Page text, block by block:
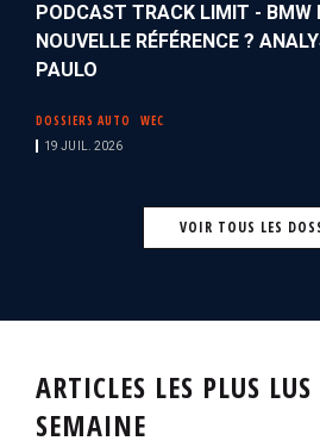
PODCAST TRACK LIMIT - BMW
NOUVELLE RÉFÉRENCE ?
PAULO
DOSSIERS AUTO WEC
19 JUIL. 2026
VOIR TOUS LES
ARTICLES LES PLUS
SEMAINE